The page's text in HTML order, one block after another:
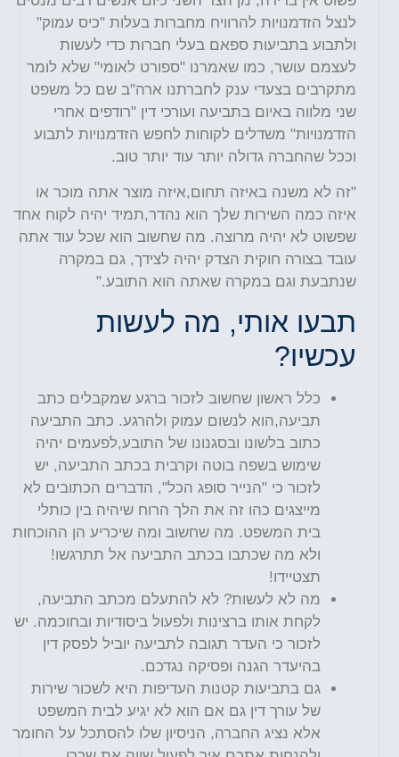
לנצל הזדמנויות להרוויח מחברות בעלות "כיס עמוק"
ולתבוע בתביעות ספאם בעלי חברות כדי לעשות
לעצמם עושר, כמו שאמרנו "ספורט לאומי" שלא לומר
מתקרבים בצעדי ענק לחברתנו ארה"ב שם כל משפט
שני מלווה באיום בתביעה ועורכי דין "רודפים אחרי
הזדמנויות" משדלים לקוחות לחפש הזדמנויות לתבוע
וככל שהחברה גדולה יותר עוד יותר טוב.
"זה לא משנה באיזה תחום,איזה מוצר אתה מוכר או
איזה כמה השירות שלך הוא נהדר,תמיד יהיה לקוח אחד
שפשוט לא יהיה מרוצה. מה שחשוב הוא שכל עוד אתה
עובד בצורה חוקית הצדק יהיה לצידך, גם במקרה
שנתבעת וגם במקרה שאתה הוא התובע."
תבעו אותי, מה לעשות
עכשיו?
כלל ראשון שחשוב לזכור ברגע שמקבלים כתב
תביעה,הוא לנשום עמוק ולהרגע. כתב התביעה
כתוב בלשונו ובסגנונו של התובע,לפעמים יהיה
שימוש בשפה בוטה וקרבית בכתב התביעה, יש
לזכור כי "הנייר סופג הכל", הדברים הכתובים לא
מייצגים כהו זה את הלך הרוח שיהיה בין כותלי
בית המשפט. מה שחשוב ומה שיכריע הן ההוכחות
ולא מה שכתבו בכתב התביעה אל תתרגשו!
תצטיידו!
מה לא לעשות? לא להתעלם מכתב התביעה,
לקחת אותו ברצינות ולפעול ביסודיות ובחוכמה. יש
לזכור כי העדר תגובה לתביעה יוביל לפסק דין
בהיעדר הגנה ופסיקה נגדכם.
גם בתביעות קטנות העדיפות היא לשכור שירות
של עורך דין גם אם הוא לא יגיע לבית המשפט
אלא נציג החברה, הניסיון שלו להסתכל על החומר